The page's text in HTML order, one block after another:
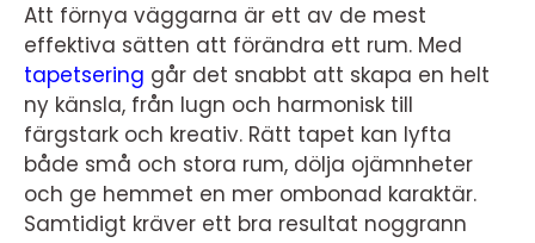
Att förnya väggarna är ett av de mest
effektiva sätten att förändra ett rum. Med
tapetsering går det snabbt att skapa en helt
ny känsla, från lugn och harmonisk till
färgstark och kreativ. Rätt tapet kan lyfta
både små och stora rum, dölja ojämnheter
och ge hemmet en mer ombonad karaktär.
Samtidigt kräver ett bra resultat noggrann